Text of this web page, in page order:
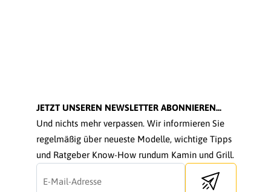
JETZT UNSEREN NEWSLETTER ABONNIEREN...
Und nichts mehr verpassen. Wir informieren Sie
regelmäßig über neueste Modelle, wichtige Tipps
und Ratgeber Know-How rundum Kamin und Grill.
Send newsletter